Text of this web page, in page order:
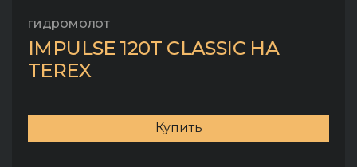
гидромолот
IMPULSE 120T CLASSIC НА
TEREX
Купить